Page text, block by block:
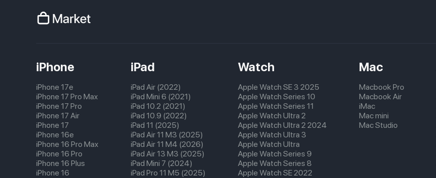
iPhone
iPhone 17e
iPhone 17 Pro Max
iPhone 17 Pro
iPhone 17 Air
iPhone 17
iPhone 16e
iPhone 16 Pro Max
iPhone 16 Pro
iPhone 16 Plus
iPhone 16
iPad
iPad Air (2022)
iPad Mini 6 (2021)
iPad 10.2 (2021)
iPad 10.9 (2022)
iPad 11 (2025)
iPad Air 11 M3 (2025)
iPad Air 11 M4 (2026)
iPad Air 13 M3 (2025)
iPad Mini 7 (2024)
iPad Pro 11 M5 (2025)
Watch
Apple Watch SE 3 2025
Apple Watch Series 10
Apple Watch Series 11
Apple Watch Ultra 2
Apple Watch Ultra 2 2024
Apple Watch Ultra 3
Apple Watch Ultra
Apple Watch Series 9
Apple Watch Series 8
Apple Watch SE 2022
Mac
Macbook Pro
Macbook Air
iMac
Mac mini
Mac Studio